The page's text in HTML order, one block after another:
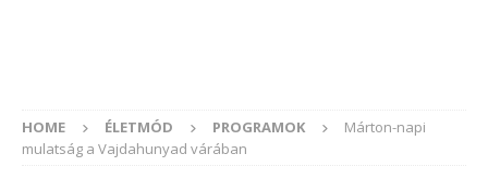
HOME ÉLETMÓD PROGRAMOK
Márton-napi
mulatság a Vajdahunyad várában